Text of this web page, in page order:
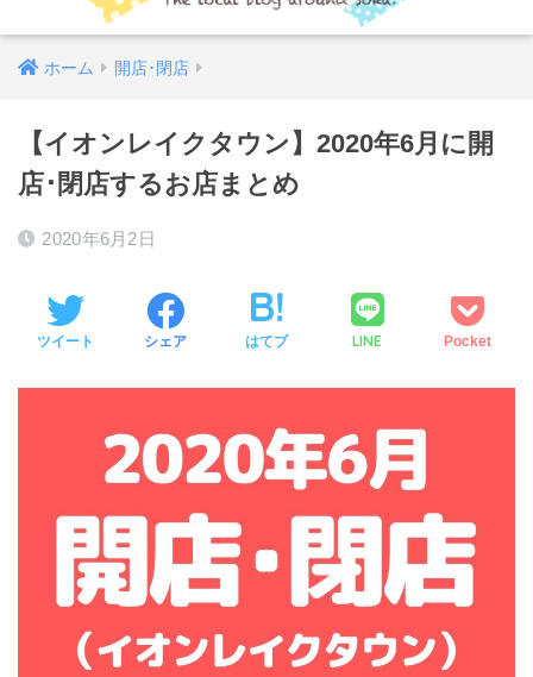
ホーム 開店･閉店
【イオンレイクタウン】2020年6月に開
店･閉店するお店まとめ
2020年6月2日
ツイート シェア はてブ LINE Pocket